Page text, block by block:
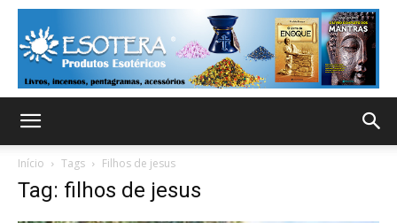
Início Tags Filhos de jesus
Tag: filhos de jesus